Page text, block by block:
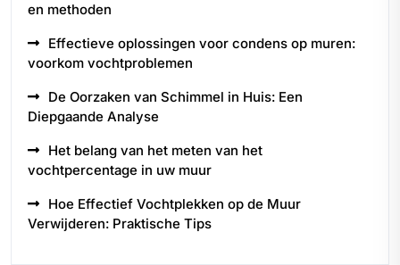
en methoden
Effectieve oplossingen voor condens op muren:
voorkom vochtproblemen
De Oorzaken van Schimmel in Huis: Een
Diepgaande Analyse
Het belang van het meten van het
vochtpercentage in uw muur
Hoe Effectief Vochtplekken op de Muur
Verwijderen: Praktische Tips